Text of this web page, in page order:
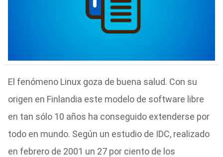
El fenómeno Linux goza de buena salud. Con su
origen en Finlandia este modelo de software libre
en tan sólo 10 años ha conseguido extenderse por
todo en mundo. Según un estudio de IDC, realizado
en febrero de 2001 un 27 por ciento de los